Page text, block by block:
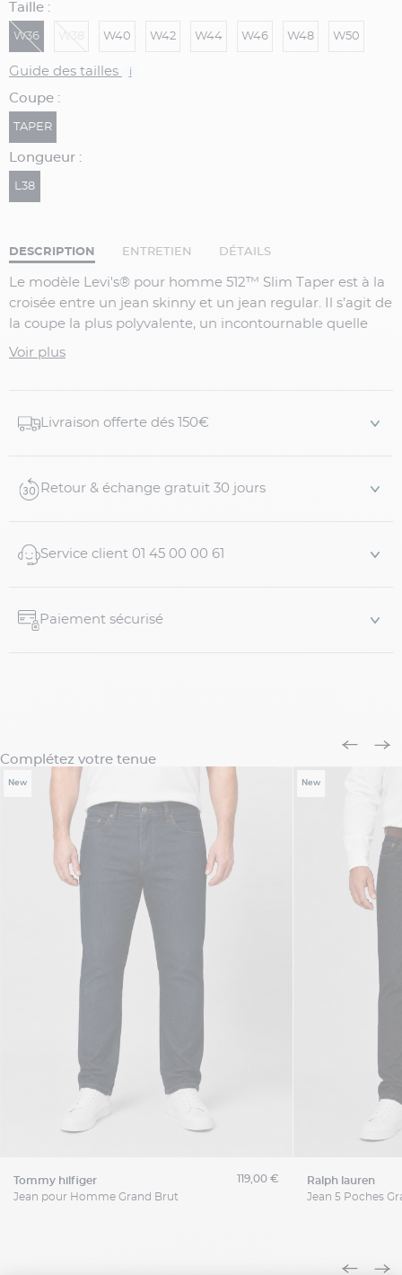
Taille :
W36 W40 W42 W44 W46 W48 W50
Guide des tailles i
Coupe :
TAPER
Longueur :
L38
DESCRIPTION ENTRETIEN DÉTAILS
Le modèle Levi's® pour homme 512™ Slim Taper est à la
croisée entre un jean skinny et un jean regular. Il s’agit de
la coupe la plus polyvalente, un incontournable quelle
que soit l’occasion. Comme son nom l’indique, il possède
façons. Se porte légèrement taille basse.
- 98% coton, 2%EA
Voir plus
Livraison offerte dés 150€
Retour & échange gratuit 30 jours
Service client 01 45 00 00 61
Paiement sécurisé
Complétez votre tenue
New
tommy hilfiger
Jean pour Homme Grand Brut
119,00 €
New
ralph lauren
Jean 5 Poches